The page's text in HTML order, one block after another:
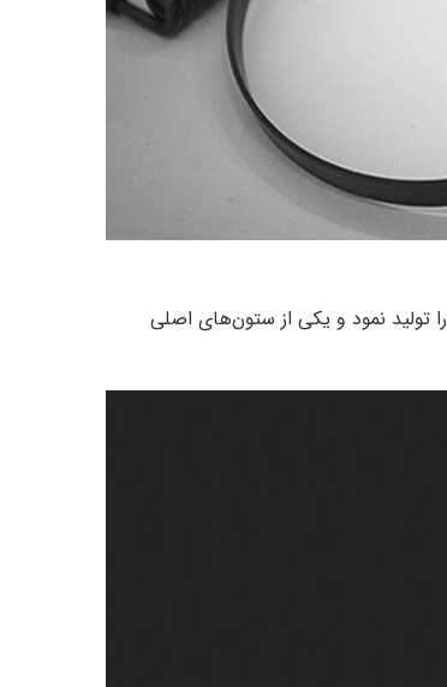
دو سال بعد، در سال ۱۹۴۹، AKG نخستین هدفون خود یعنی مدل K120 DYN را تولید نمود و یکی از ستون‌های اصلی